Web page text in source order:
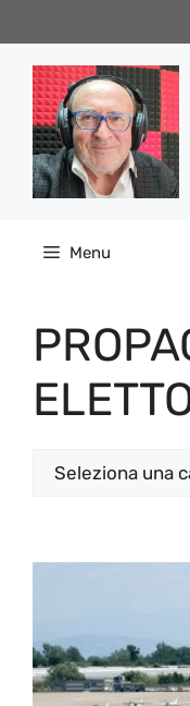
al
contenuto
Menu
Categorie